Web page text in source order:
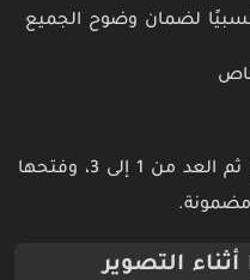
لضمان وضوح الجميع
اطلب من الجميع إغماض أعينهم، ثم العد من 1 إلى 3، وفتحها
أثناء التصوير